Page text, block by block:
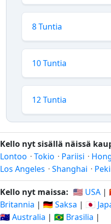
8 Tuntia
10 Tuntia
12 Tuntia
Kello nyt sisällä näissä
Lontoo · Tokio · Pariisi ·
Los Angeles · Shanghai ·
Kello nyt maissa: 🇺🇸 USA |
Britannia | 🇩🇪 Saksa | 🇯🇵
🇦🇺 Australia | 🇧🇷 Brasilia |